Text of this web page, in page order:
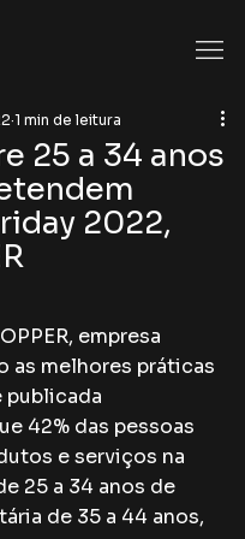
25 a 34 anos
2022,
1 min de leitura
empresa
as melhores práticas
publicada
42% das pessoas
e serviços na
25 a 34 anos de
de 35 a 44 anos,